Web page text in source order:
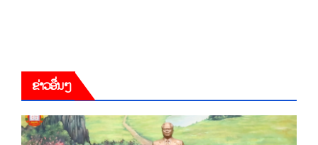
ຂ່າວອື່ນໆ